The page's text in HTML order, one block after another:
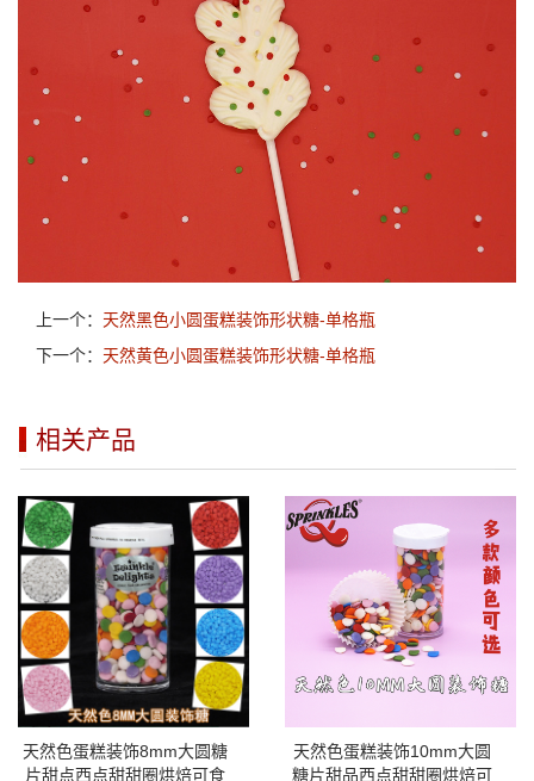
上一个： 天然黑色小圆蛋糕装饰形状糖-单格瓶
下一个： 天然黄色小圆蛋糕装饰形状糖-单格瓶
相关产品
天然色蛋糕装饰8mm大圆糖
片甜点西点甜甜圈烘焙可食
天然色蛋糕装饰10mm大圆
糖片甜品西点甜甜圈烘焙可